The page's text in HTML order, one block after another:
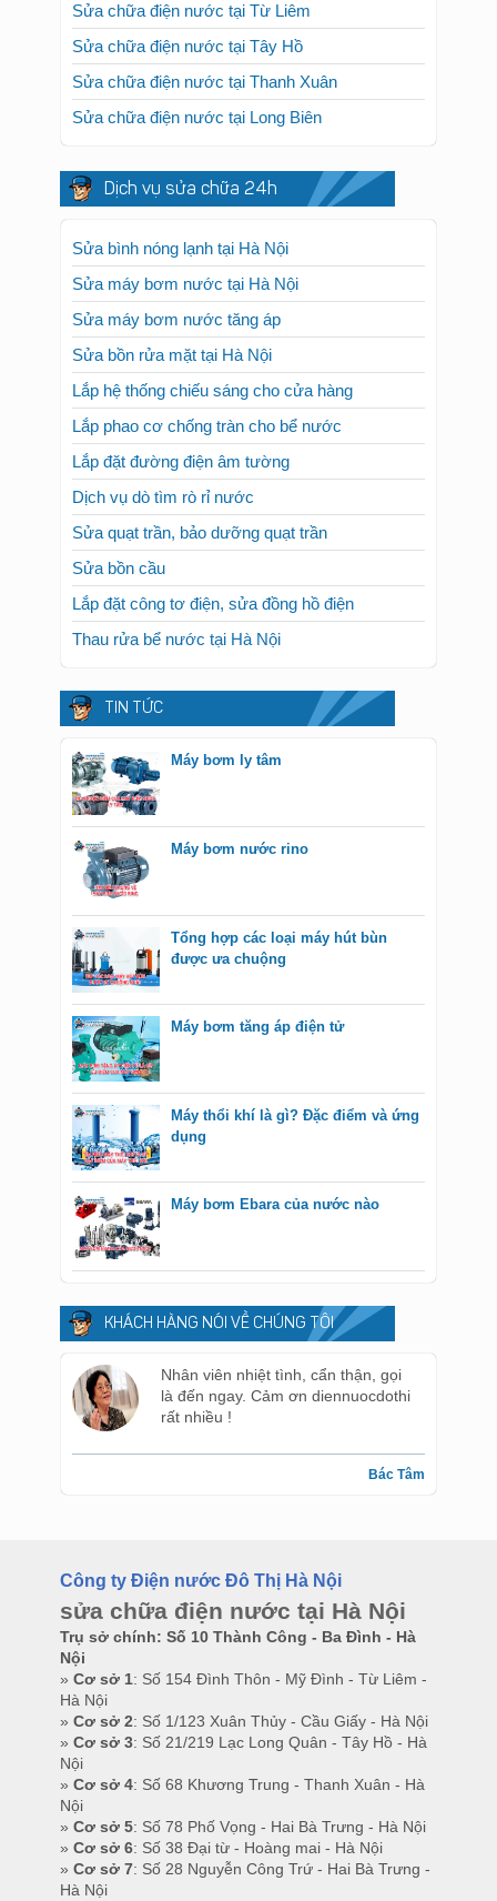
Sửa chữa điện nước tại Từ Liêm
Sửa chữa điện nước tại Tây Hồ
Sửa chữa điện nước tại Thanh Xuân
Sửa chữa điện nước tại Long Biên
Dịch vụ sửa chữa 24h
Sửa bình nóng lạnh tại Hà Nội
Sửa máy bơm nước tại Hà Nội
Sửa máy bơm nước tăng áp
Sửa bồn rửa mặt tại Hà Nội
Lắp hệ thống chiếu sáng cho cửa hàng
Lắp phao cơ chống tràn cho bể nước
Lắp đặt đường điện âm tường
Dịch vụ dò tìm rò rỉ nước
Sửa quạt trần, bảo dưỡng quạt trần
Sửa bồn cầu
Lắp đặt công tơ điện, sửa đồng hồ điện
Thau rửa bể nước tại Hà Nội
TIN TỨC
Máy bơm ly tâm
Máy bơm nước rino
Tổng hợp các loại máy hút bùn
được ưa chuộng
Máy bơm tăng áp điện tử
Máy thổi khí là gì? Đặc điểm và ứng
dụng
Máy bơm Ebara của nước nào
KHÁCH HÀNG NÓI VỀ CHÚNG TÔI
Nhân viên nhiệt tình, cẩn thận, gọi
là đến ngay. Cảm ơn diennuocdothi
rất nhiều !
Bác Tâm
Công ty Điện nước Đô Thị Hà Nội
sửa chữa điện nước tại Hà Nội
Trụ sở chính: Số 10 Thành Công - Ba Đình - Hà
Nội
» Cơ sở 1: Số 154 Đình Thôn - Mỹ Đình - Từ Liêm -
Hà Nội
» Cơ sở 2: Số 1/123 Xuân Thủy - Cầu Giấy - Hà Nội
» Cơ sở 3: Số 21/219 Lạc Long Quân - Tây Hồ - Hà
Nội
» Cơ sở 4: Số 68 Khương Trung - Thanh Xuân - Hà
Nội
» Cơ sở 5: Số 78 Phố Vọng - Hai Bà Trưng - Hà Nội
» Cơ sở 6: Số 38 Đại từ - Hoàng mai - Hà Nội
» Cơ sở 7: Số 28 Nguyễn Công Trứ - Hai Bà Trưng -
Hà Nội